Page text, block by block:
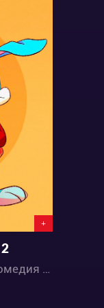
+
Мультфильмы / Детектив / Комедия / Музыка / Приключения / Фантастика